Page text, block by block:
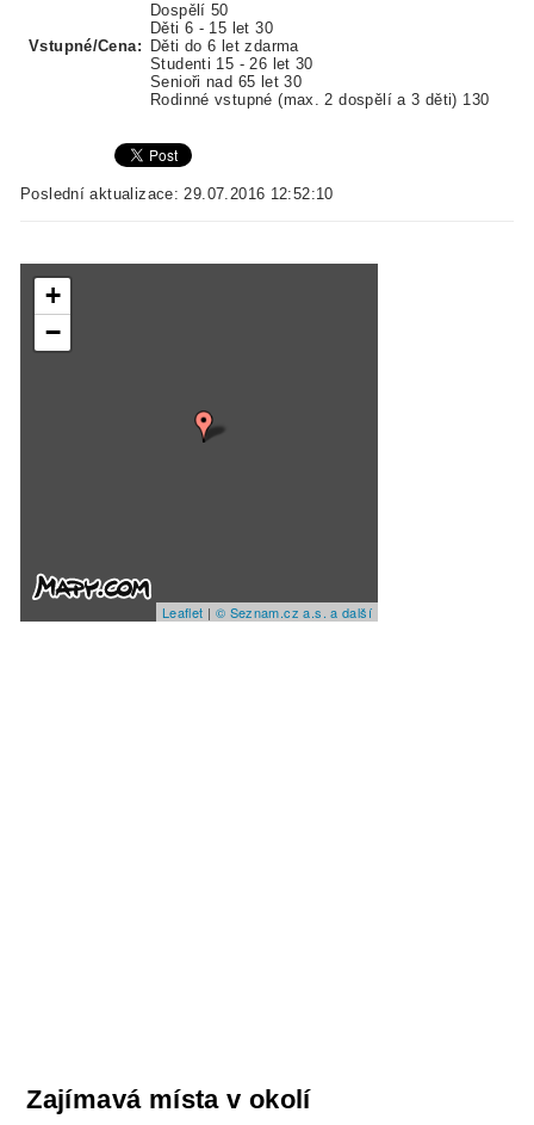
Vstupné/Cena:
Dospělí 50
Děti 6 - 15 let 30
Děti do 6 let zdarma
Studenti 15 - 26 let 30
Senioři nad 65 let 30
Rodinné vstupné (max. 2 dospělí a 3 děti) 130
Poslední aktualizace: 29.07.2016 12:52:10
+
−
Leaflet | © Seznam.cz a.s. a další
Zajímavá místa v okolí